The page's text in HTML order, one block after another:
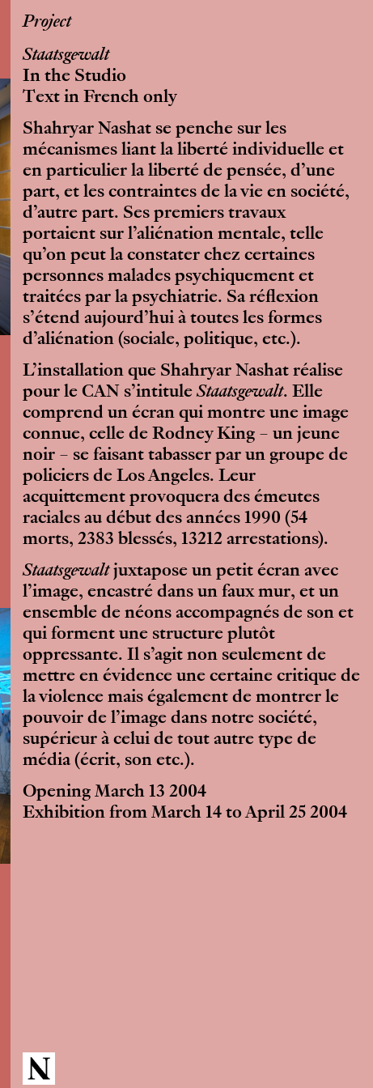
Project
Staatsgewalt
In the Studio
Text in French only
Shahryar Nashat se penche sur les
mécanismes liant la liberté individuelle et
en particulier la liberté de pensée, d’une
part, et les contraintes de la vie en société,
d’autre part. Ses premiers travaux
portaient sur l’aliénation mentale, telle
qu’on peut la constater chez certaines
personnes malades psychiquement et
traitées par la psychiatrie. Sa réflexion
s’étend aujourd’hui à toutes les formes
d’aliénation (sociale, politique, etc.).
L’installation que Shahryar Nashat réalise
pour le CAN s’intituleStaatsgewalt. Elle
comprend un écran qui montre une image
connue, celle de Rodney King – un jeune
noir – se faisant tabasser par un groupe de
policiers de Los Angeles. Leur
acquittement provoquera des émeutes
raciales au début des années 1990 (54
morts, 2383 blessés, 13212 arrestations).
Staatsgewaltjuxtapose un petit écran avec
l’image, encastré dans un faux mur, et un
ensemble de néons accompagnés de son et
qui forment une structure plutôt
oppressante. Il s’agit non seulement de
mettre en évidence une certaine critique de
la violence mais également de montrer le
pouvoir de l’image dans notre société,
supérieur à celui de tout autre type de
média (écrit, son etc.).
Opening March 13 2004
Exhibition from March 14 to April 25 2004